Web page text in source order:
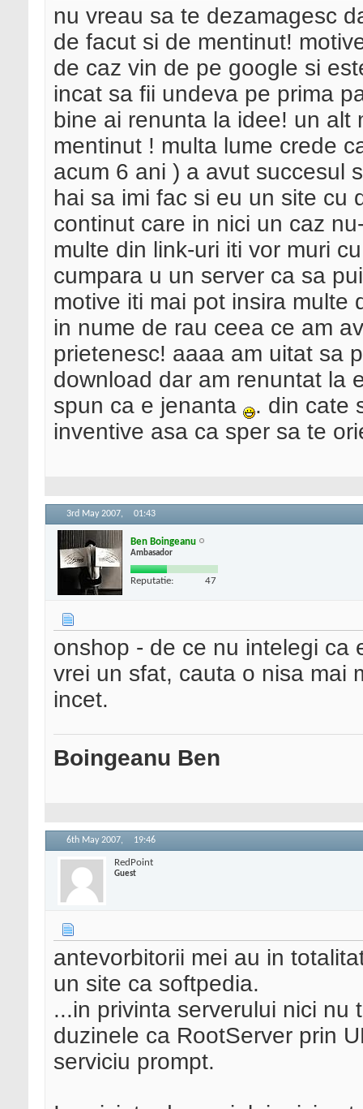
nu vreau sa te dezamagesc
de facut si de mentinut!
de caz vin de pe google si
incat sa fii undeva pe prima
bine ai renunta la idee! un
mentinut ! multa lume crede
acum 6 ani ) a avut succesul
hai sa imi fac si eu un site cu
continut care in nici un caz
multe din link-uri iti vor muri
cumpara u un server ca sa
motive iti mai pot insira multe
in nume de rau ceea ce am
prietenesc! aaaa am uitat sa
download dar am renuntat la
spun ca e jenanta
. din cate
inventive asa ca sper sa te
3rd May 2007, 01:43
Ben Boingeanu
Ambasador
Reputatie: 47
onshop - de ce nu intelegi ca
vrei un sfat, cauta o nisa mai
incet.
Boingeanu Ben
6th May 2007, 19:46
RedPoint
Guest
antevorbitorii mei au in
un site ca softpedia.
...in privinta serverului nici nu
duzinele ca RootServer prin
serviciu prompt.